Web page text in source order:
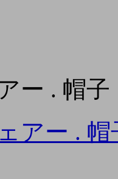
ー . 帽子
アー . 帽